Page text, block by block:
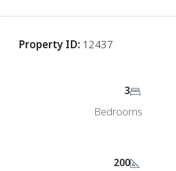
Property ID:12437
3
Bedrooms
200